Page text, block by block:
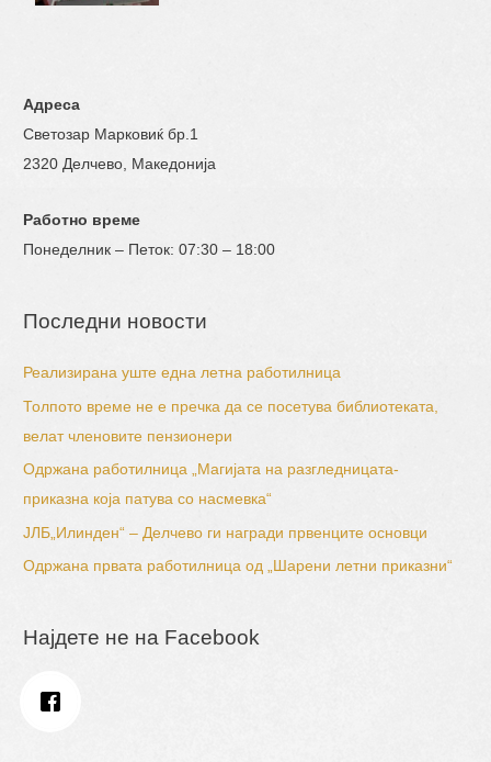
Адреса
Светозар Марковиќ бр.1
2320 Делчево, Македонија
Работно време
Понеделник – Петок: 07:30 – 18:00
Последни новости
Реализирана уште една летна работилница
Толпото време не е пречка да се посетува библиотеката,
велат членовите пензионери
Одржана работилница „Магијата на разгледницата-
приказна која патува со насмевка“
ЈЛБ„Илинден“ – Делчево ги награди првенците основци
Одржана првата работилница од „Шарени летни приказни“
Најдете не на Facebook